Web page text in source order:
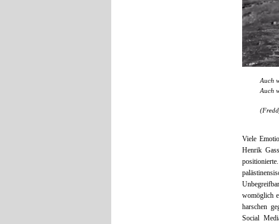
Auch
Auch
Viele
Henrik
womöglich
harschen
Social